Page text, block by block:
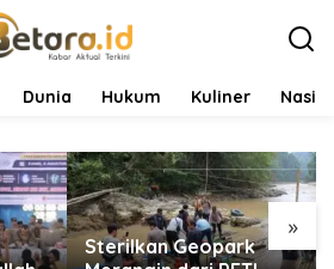
Dunia Hukum Kuliner
»
Sterilkan Geopark